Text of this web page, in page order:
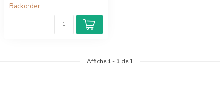
Backorder
Affiche 1 - 1 de 1